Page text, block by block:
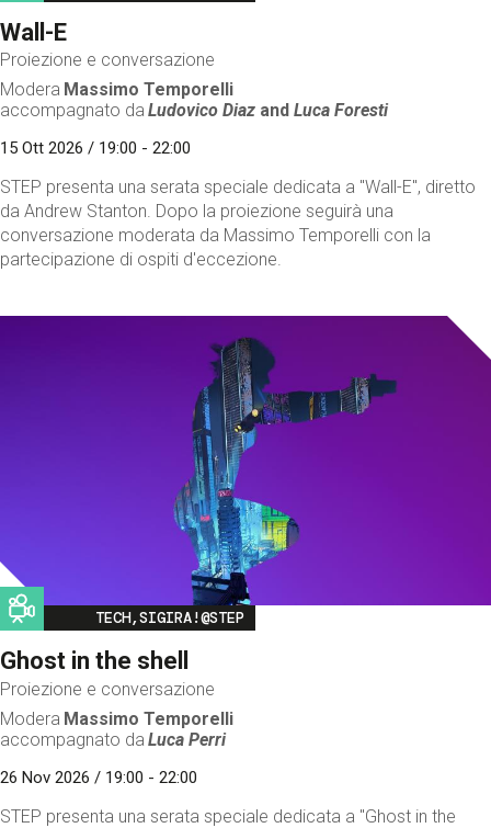
Wall-E
Proiezione e conversazione
Modera Massimo Temporelli
accompagnato da Ludovico Diaz andLuca Foresti
15 Ott 2026 / 19:00 - 22:00
STEP presenta una serata speciale dedicata a "Wall-E", diretto
da Andrew Stanton. Dopo la proiezione seguirà una
conversazione moderata da Massimo Temporelli con la
partecipazione di ospiti d'eccezione.
Image
TECH,SIGIRA!@STEP
Ghost in the shell
Proiezione e conversazione
Modera Massimo Temporelli
accompagnato da Luca Perri
26 Nov 2026 / 19:00 - 22:00
STEP presenta una serata speciale dedicata a "Ghost in the